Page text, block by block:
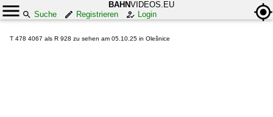
BAHNVIDEOS.EU
Suche
Registrieren Login
T 478 4067 als R 928 zu sehen am 05.10.25 in Olešnice